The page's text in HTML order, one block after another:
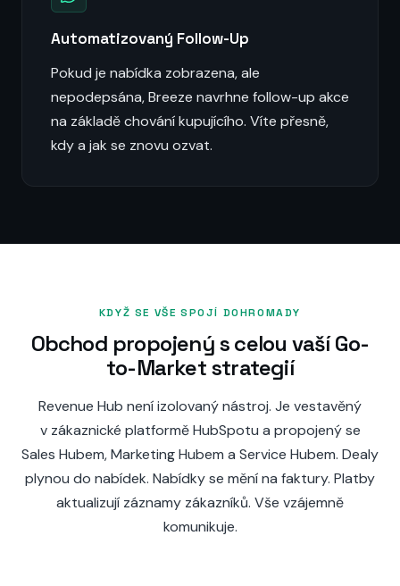
Automatizovaný Follow-Up
Pokud je nabídka zobrazena, ale
nepodepsána, Breeze navrhne follow-up akce
na základě chování kupujícího. Víte přesně,
kdy a jak se znovu ozvat.
KDYŽ SE VŠE SPOJÍ DOHROMADY
Obchod propojený s celou vaší Go-
to-Market strategií
Revenue Hub není izolovaný nástroj. Je vestavěný
v zákaznické platformě HubSpotu a propojený se
Sales Hubem, Marketing Hubem a Service Hubem. Dealy
plynou do nabídek. Nabídky se mění na faktury. Platby
aktualizují záznamy zákazníků. Vše vzájemně
komunikuje.